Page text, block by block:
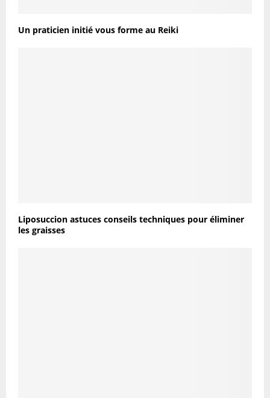
Un praticien initié vous forme au Reiki
Liposuccion astuces conseils techniques pour éliminer
les graisses